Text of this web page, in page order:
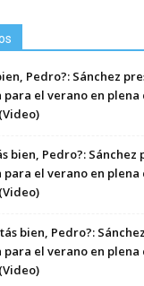
Pedro?: Sánchez
para el verano en
bien, Pedro?: Sánchez
para el verano en
bien, Pedro?:
para el verano en